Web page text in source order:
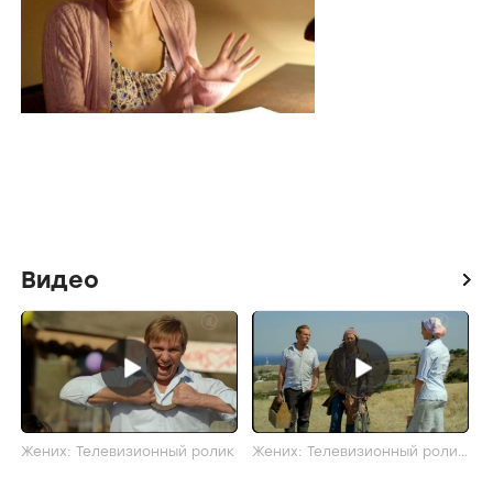
Видео icon
Жених: Телевизионный ролик
Жених: Телевизионный ролик